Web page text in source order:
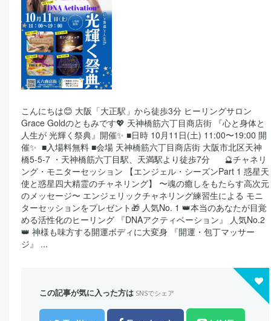
こんにちは😊 大阪「大正駅」から徒歩3分 ヒーリングサロン
Grace Goldのともみです💖 天神橋筋六丁目商店街 『心と身体と
人生が 光輝く祭典』開催✨ ■日時 10月11日(土) 11:00〜19:00 開
催✨ ■入場料無料 ■会場 天神橋筋六丁目商店街 大阪市北区天神
橋5-5-7 ・天神橋筋六丁目駅、天満駅より徒歩7分 🔮チャネリ
ング・モニターセッション 【エンジェル・シーズンPart 1 惑星天
使と惑星四大精霊のチャネリング】 〜魂の癒しをもたらす高次元
のメッセージ〜 エンジェリックチャネリング練習生による モニ
ターセッションをプレゼント🎁 人気No. 1 👑本当のあなたが目覚
める活性化のヒーリング 『DNAアクティベーション』 人気No.2
👑 神様も味方する開運ボディに大変身 『開運・包丁マッサー
ジ』 ...
この記事が気に入った方は SNSでシェア